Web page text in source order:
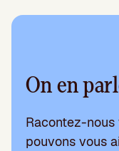
On en
Racontez-
pouvons vous